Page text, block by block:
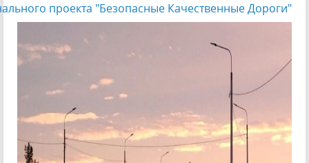
проекта "Безопасные Качественные Дороги"